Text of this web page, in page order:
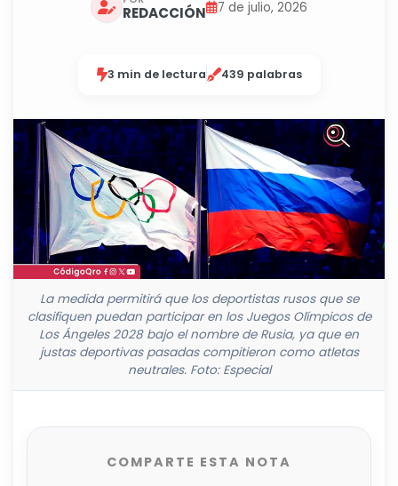
REDACCIÓN 7 de julio, 2026
3 min de lectura 439 palabras
La medida permitirá que los deportistas rusos que se
clasifiquen puedan participar en los Juegos Olímpicos de
Los Ángeles 2028 bajo el nombre de Rusia, ya que en
justas deportivas pasadas compitieron como atletas
neutrales. Foto: Especial
COMPARTE ESTA NOTA